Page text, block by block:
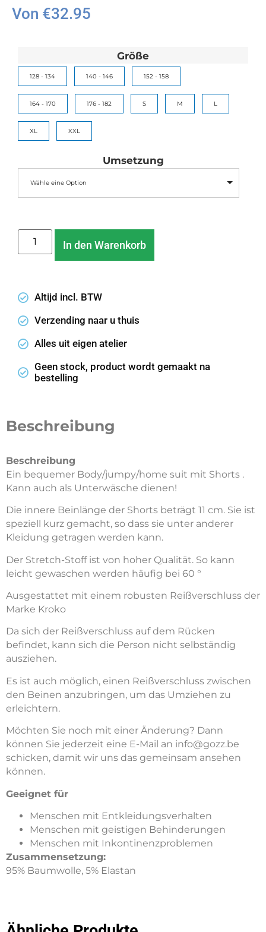
Von €32.95
Größe
128 - 134 140 - 146 152 - 158
164 - 170 176 - 182 S M L
XL XXL
Umsetzung
Wähle eine Option
In den Warenkorb
Altijd incl. BTW
Verzending naar u thuis
Alles uit eigen atelier
Geen stock, product wordt gemaakt na
bestelling
Beschreibung
Beschreibung
Ein bequemer Body/jumpy/home suit mit Shorts .
Kann auch als Unterwäsche dienen!
Die innere Beinlänge der Shorts beträgt 11 cm. Sie ist
speziell kurz gemacht, so dass sie unter anderer
Kleidung getragen werden kann.
Der Stretch-Stoff ist von hoher Qualität. So kann
leicht gewaschen werden häufig bei 60 °
Ausgestattet mit einem robusten Reißverschluss der
Marke Kroko
Da sich der Reißverschluss auf dem Rücken
befindet, kann sich die Person nicht selbständig
ausziehen.
Es ist auch möglich, einen Reißverschluss zwischen
den Beinen anzubringen, um das Umziehen zu
erleichtern.
Möchten Sie noch mit einer Änderung? Dann
können Sie jederzeit eine E-Mail an info@gozz.be
schicken, damit wir uns das gemeinsam ansehen
können.
Geeignet für
Menschen mit Entkleidungsverhalten
Menschen mit geistigen Behinderungen
Menschen mit Inkontinenzproblemen
Zusammensetzung:
95% Baumwolle, 5% Elastan